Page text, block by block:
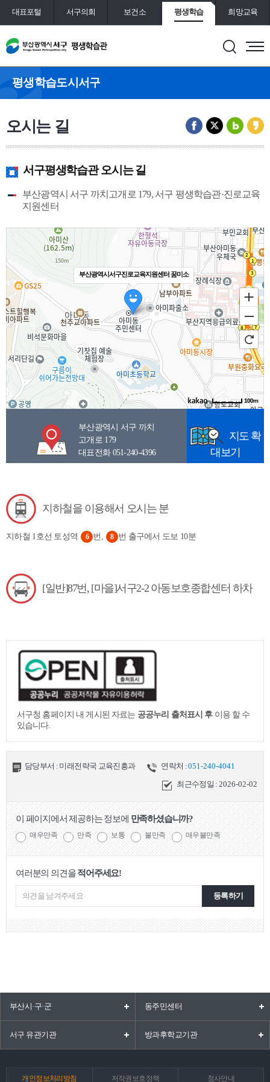
대표포털 서구의회 보건소 평생학습 희망교육
평생학습도시서구
오시는 길
서구평생학습관 오시는 길
부산광역시 서구 까치고개로 179, 서구 평생학습관·진로교육
지원센터
부산광역시서구진로교육지원센터 꿈미소
100m
부산 서구 까치고개로 179 3층
051-257-8048
부산광역시 서구 까치
고개로 179
대표전화 051-240-4396
지도 확
대보기
지하철을 이용해서 오시는 분
지하철 1호선 토성역 6 번, 8 번 출구에서 도보 10분
[일반]87번, [마을]서구2-2 아동보호종합센터 하차
서구청 홈페이지 내 게시된 자료는 공공누리 출처표시 후 이용 할 수
있습니다.
담당부서 : 미래전략국 교육진흥과 연락처 :051-240-4041
최근수정일 : 2026-02-02
이 페이지에서 제공하는 정보에 만족하셨습니까?
매우만족 만족 보통 불만족 매우불만족
여러분의 의견을적어주세요!
등록하기
부산시·구·군 동주민센터
서구 유관기관 방과후학교기관
개인정보처리방침 저작권보호정책 청사안내